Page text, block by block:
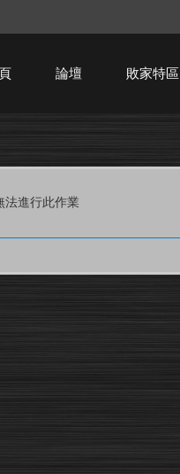
論壇 敗家特區
法進行此作業